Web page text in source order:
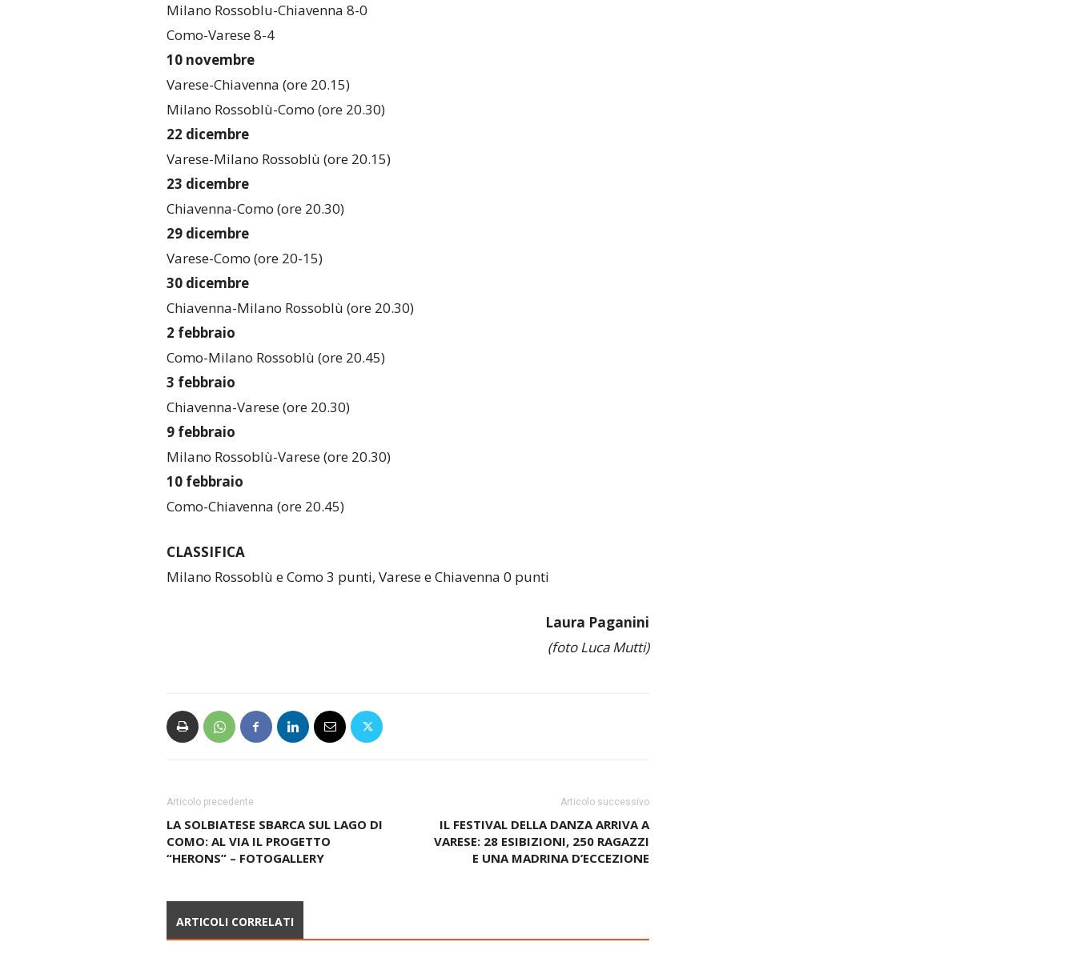
Milano Rossoblu-Chiavenna 8-0
Como-Varese 8-4
10 novembre
Varese-Chiavenna (ore 20.15)
Milano Rossoblù-Como (ore 20.30)
22 dicembre
Varese-Milano Rossoblù (ore 20.15)
23 dicembre
Chiavenna-Como (ore 20.30)
29 dicembre
Varese-Como (ore 20-15)
30 dicembre
Chiavenna-Milano Rossoblù (ore 20.30)
2 febbraio
Como-Milano Rossoblù (ore 20.45)
3 febbraio
Chiavenna-Varese (ore 20.30)
9 febbraio
Milano Rossoblù-Varese (ore 20.30)
10 febbraio
Como-Chiavenna (ore 20.45)
CLASSIFICA
Milano Rossoblù e Como 3 punti, Varese e Chiavenna 0 punti
Laura Paganini
(foto Luca Mutti)
Articolo precedente
LA SOLBIATESE SBARCA SUL LAGO DI
COMO: AL VIA IL PROGETTO
“HERONS” – FOTOGALLERY
Articolo successivo
IL FESTIVAL DELLA DANZA ARRIVA A
VARESE: 28 ESIBIZIONI, 250 RAGAZZI
E UNA MADRINA D’ECCEZIONE
ARTICOLI CORRELATI